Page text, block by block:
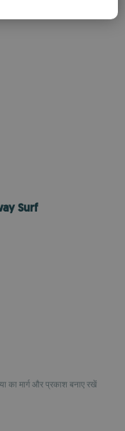
Surf
का मार्ग और प्रकाश बनाए रखें